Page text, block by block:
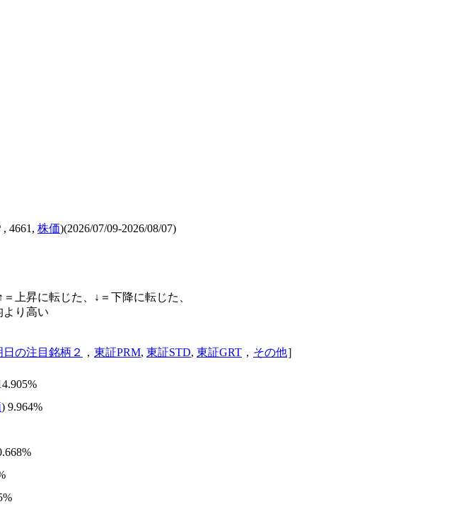
4661, 株価)(2026/07/09-2026/08/07)
上昇に転じた、↓＝下降に転じた、
より高い
日の注目銘柄２ ， 東証PRM, 東証STD, 東証GRT ， その他］
) 9.964%